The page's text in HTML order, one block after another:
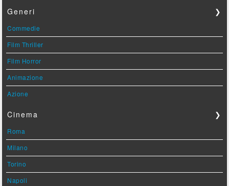
Generi ❯
Commedie
Film Thriller
Film Horror
Animazione
Azione
Cinema ❯
Roma
Milano
Torino
Napoli